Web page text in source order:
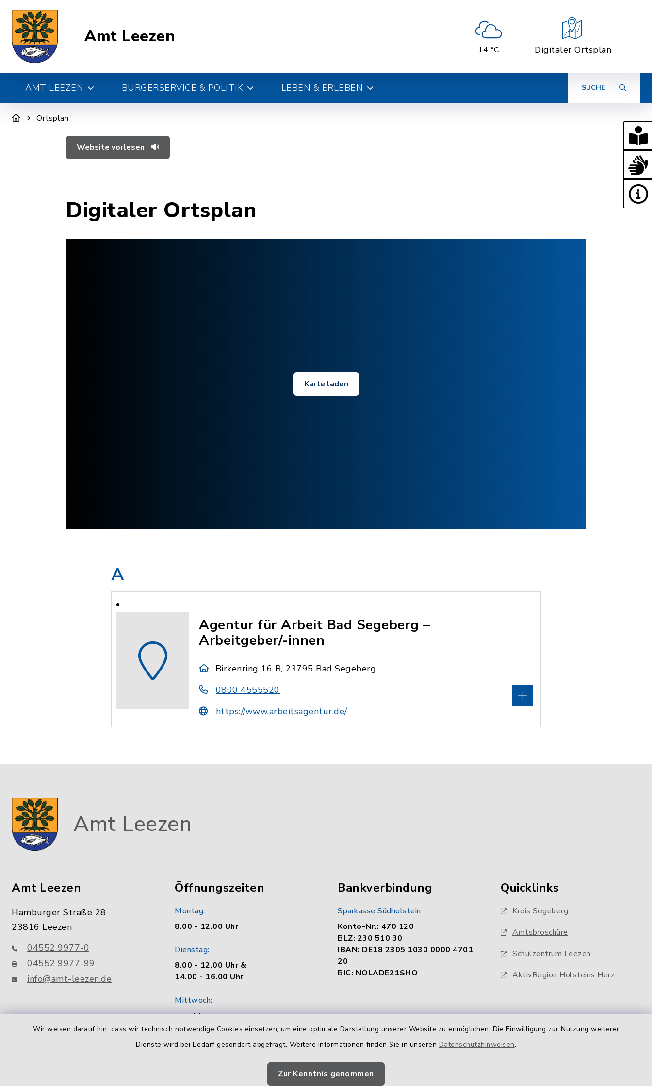
Wir weisen darauf hin, dass wir technisch notwendige Cookies einsetzen, um eine optimale Darstellung unserer Website zu ermöglichen. Die Einwilligung zur Nutzung weiterer
Dienste wird bei Bedarf gesondert abgefragt. Weitere Informationen finden Sie in unseren Datenschutzhinweisen.
Zur Kenntnis genommen
Amt Leezen
14 °C Digitaler Ortsplan
AMT LEEZEN BÜRGERSERVICE & POLITIK LEBEN & ERLEBEN SUCHE
Ortsplan
Website vorlesen
Digitaler Ortsplan
Karte laden
A
Agentur für Arbeit Bad Segeberg –
Arbeitgeber/-innen
Birkenring 16 B, 23795 Bad Segeberg
0800 4555520
https://www.arbeitsagentur.de/
Amt Leezen
Amt Leezen
Hamburger Straße 28
23816 Leezen
04552 9977-0
04552 9977-99
info@amt-leezen.de
Öffnungszeiten
Montag:
8.00 - 12.00 Uhr
Dienstag:
8.00 - 12.00 Uhr &
14.00 - 16.00 Uhr
Mittwoch:
geschlossen
Bankverbindung
Sparkasse Südholstein
Konto-Nr.: 470 120
BLZ: 230 510 30
IBAN: DE18 2305 1030 0000 4701
20
BIC: NOLADE21SHO
Quicklinks
Kreis Segeberg
Amtsbroschüre
Schulzentrum Leezen
AktivRegion Holsteins Herz